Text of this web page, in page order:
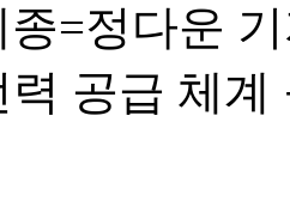
=정다운
공급 체